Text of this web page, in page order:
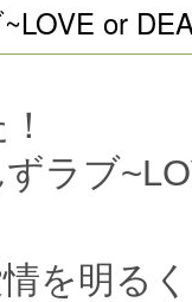
or
ずラブ
を明る